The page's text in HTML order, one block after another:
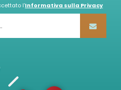
l'Informativa sulla Privacy